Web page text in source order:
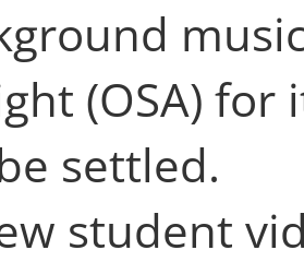
(OSA)
settled.
student